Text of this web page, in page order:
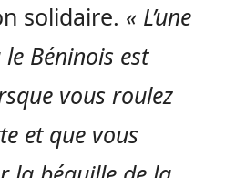
solidaire. « L’une
Béninois est
vous roulez
et que vous